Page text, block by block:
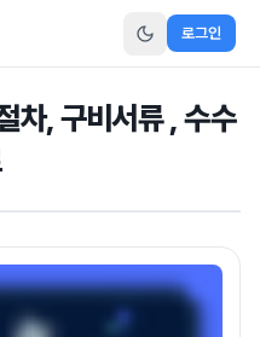
로그인
차, 구비서류 , 수수